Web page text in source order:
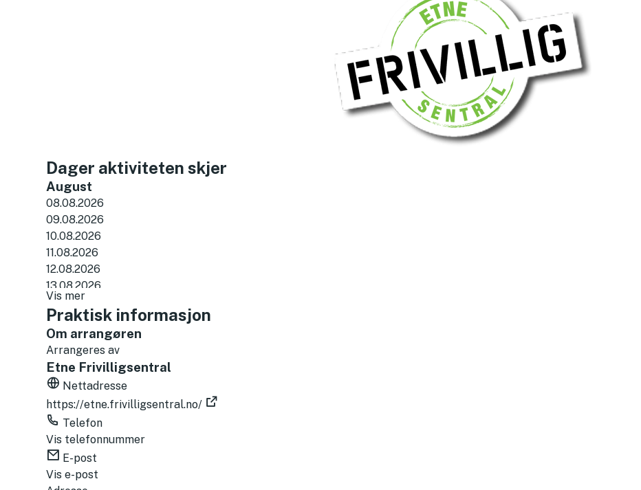
i
l
(
.
i
c
s
)
Dager aktiviteten skjer
August
08.08.2026
09.08.2026
10.08.2026
11.08.2026
12.08.2026
13.08.2026
14.08.2026
15.08.2026
16.08.2026
17.08.2026
18.08.2026
19.08.2026
20.08.2026
21.08.2026
22.08.2026
23.08.2026
24.08.2026
25.08.2026
Vis mer
Praktisk informasjon
Om arrangøren
Arrangeres av
Etne Frivilligsentral
Nettadresse
https://etne.frivilligsentral.no/
Telefon
Vis telefonnummer
E-post
Vis e-post